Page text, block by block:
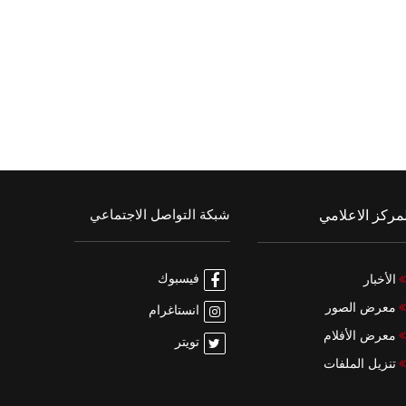
الاعلامي
الأخبار
معرض الصور
معرض الأفلام
تنزيل الملفات
شبكة التواصل الاجتماعي
فيسبوك
انستاغرام
تويتر